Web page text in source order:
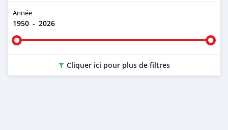
Année
1950 - 2026
Cliquer ici pour plus de filtres